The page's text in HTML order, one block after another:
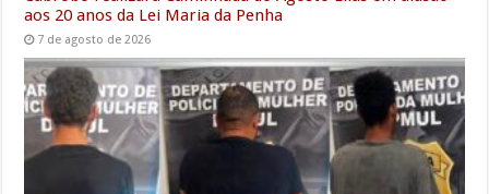
aos 20 anos da Lei Maria da Penha
7 de agosto de 2026